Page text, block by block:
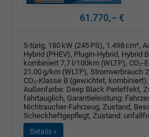
61.770,– €
5-türig, 180 kW (245 PS), 1.498 cm³,
Hybrid (PHEV), Plugin-Hybrid, Hybrid
kombiniert 7,7 l/100km (WLTP),
21.00 g/km (WLTP), Stromverbrauch
CO₂-Klasse B (gewichtet,
Außenfarbe: Deep Black Perleffekt,
fahrtauglich, Garantieleistung:
Nichtraucher-Fahrzeug, Zustand,
Scheckheftgepflegt, Zustand:
Details »